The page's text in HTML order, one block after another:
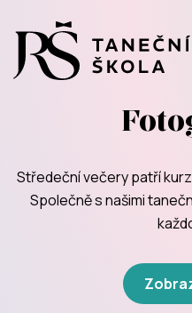
Středeční večery patří
Společně s našimi